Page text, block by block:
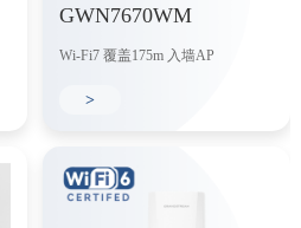
GWN7670WM
Wi-Fi7 覆盖175m 入墙AP
>